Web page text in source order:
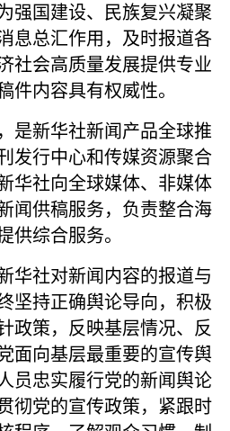
强国建设、民族复兴凝聚
息总汇作用，及时报道各
社会高质量发展提供专业
件内容具有权威性。
是新华社新闻产品全球推
发行中心和传媒资源聚合
华社向全球媒体、非媒体
闻供稿服务，负责整合海
供综合服务。
华社对新闻内容的报道与
坚持正确舆论导向，积极
政策，反映基层情况、反
面向基层最重要的宣传舆
员忠实履行党的新闻舆论
彻党的宣传政策，紧跟时